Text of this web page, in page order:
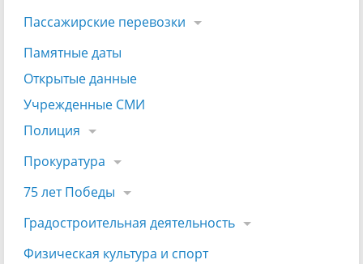
Пассажирские перевозки
Памятные даты
Открытые данные
Учрежденные СМИ
Полиция
Прокуратура
75 лет Победы
Градостроительная деятельность
Физическая культура и спорт